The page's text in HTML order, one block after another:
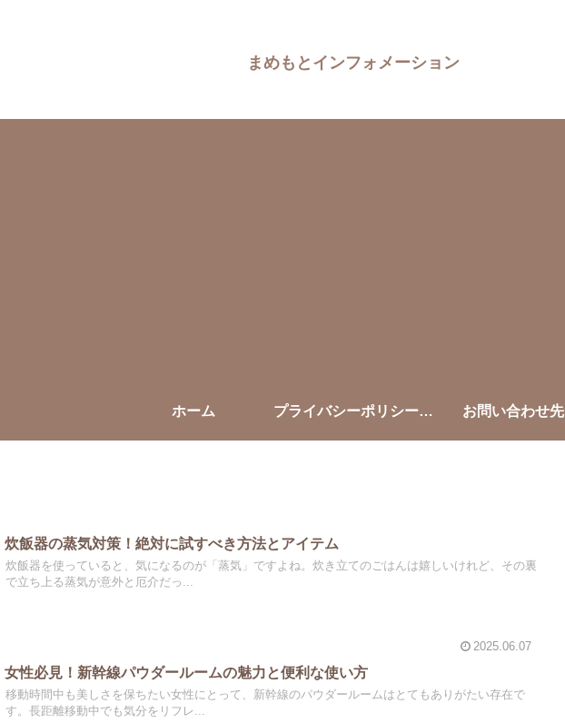
まめもとインフォメーション
ホーム プライバシーポリシー・免責事項 お問い合わせ先
炊飯器の蒸気対策！絶対に試すべき方法とアイテム
炊飯器を使っていると、気になるのが「蒸気」ですよね。炊き立てのごはんは嬉しいけれど、その裏
で立ち上る蒸気が意外と厄介だっ...
2025.06.07
女性必見！新幹線パウダールームの魅力と便利な使い方
移動時間中も美しさを保ちたい女性にとって、新幹線のパウダールームはとてもありがたい存在で
す。長距離移動中でも気分をリフレ...